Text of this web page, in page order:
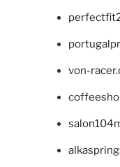
von-